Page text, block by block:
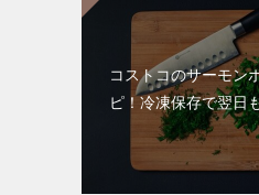
コストコのサーモン
ピ！冷凍保存で翌日